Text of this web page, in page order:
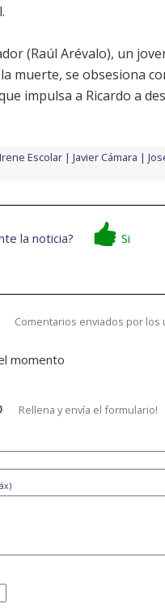
(Raúl Arévalo), un
muerte, se obsesiona
impulsa a Ricardo a
Irene Escolar Javier Cámara
la noticia? Si
Comentarios enviados por los
momento
Rellena y envía el formulario!